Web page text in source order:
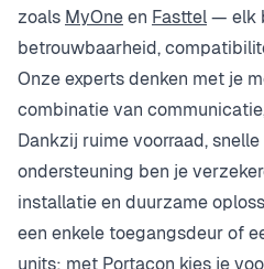
zoals MyOneen Fasttel— elk
betrouwbaarheid,
Onze experts denken met je
combinatie van
Dankzij ruime voorraad,
ondersteuning ben je
installatie en duurzame
een enkele toegangsdeur of
units: met Portacon kies je